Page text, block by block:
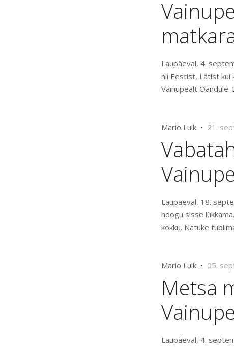
Laupäeval, 4.
nii Eestist, Lätist kui
Vainupealt Oandule.
Mario Luik • 21.
Laupäeval, 18.
hoogu sisse
kokku. Natuke
Mario Luik • 05.
Metsa
Laupäeval, 4.